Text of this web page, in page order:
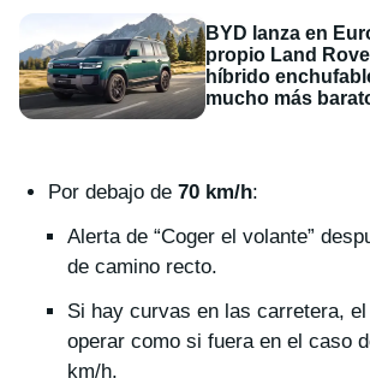
BYD lanza en
propio Land
híbrido
mucho más
Por debajo de 70 km/h:
Alerta de “Coger el volante”
de camino recto.
Si hay curvas en las carretera,
operar como si fuera en el caso
km/h.